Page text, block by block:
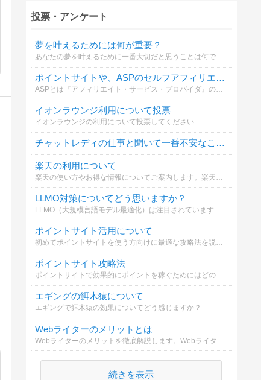
投票・アンケート
夢を叶えるためには何が重要？
あなたの夢を叶えるために一番大切だと思うことは何ですか？
ポイントサイトや、ASPのセルフアフィリエイトは利用していますか？
ASPとは『アフィリエイト・サービス・プロバイダ』のことです。バリューコマース、A8.net、リンクシェア、アクセストレード等。
イオンラウンジ利用について投票
イオンラウンジの利用について投票してください
チャットレディの仕事と聞いて一番不安なことは？
楽天の利用について
LLMO対策についてどう思いますか？
LLMO（大規模言語モデル最適化）は注目されていますが、SEOとの違いや対策についてどう考えますか？詳しく解説しています。
ポイントサイト活用について
初めてポイントサイトを使う方向けに最適な攻略法を説明します。簡単に始められるので是非参考にしてください。
ポイントサイト攻略法
ポイントサイトで効果的にポイントを稼ぐためにはどのような方法が必要か選んでください
エギングの餌木猿について
エギングで餌木猿の効果についてどう感じますか？
Webライターのメリットとは
続きを表示